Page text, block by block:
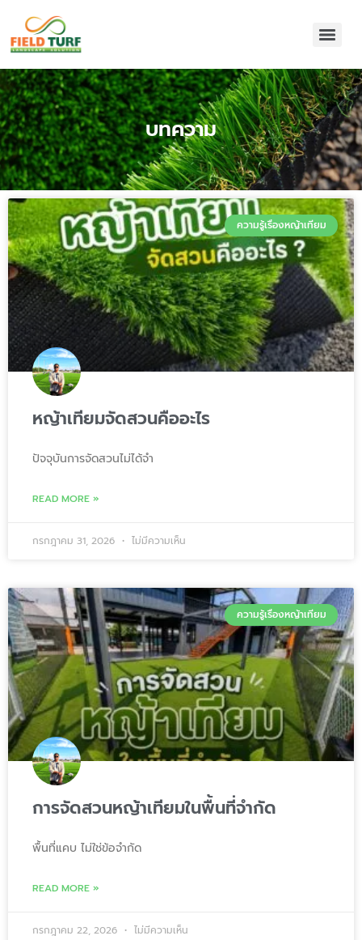
บทความ
ความรู้เรื่องหญ้าเทียม
หญ้าเทียมจัดสวนคืออะไร
ปัจจุบันการจัดสวนไม่ได้จำ
READ MORE »
กรกฎาคม 31, 2026 ไม่มีความเห็น
ความรู้เรื่องหญ้าเทียม
การจัดสวนหญ้าเทียมในพื้นที่จำกัด
พื้นที่แคบ ไม่ใช่ข้อจำกัด
READ MORE »
กรกฎาคม 22, 2026 ไม่มีความเห็น